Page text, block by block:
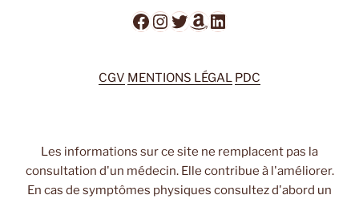
Facebook
Instagram
Twitter
Amazon
LinkedIn
CGV MENTIONS LÉGAL PDC
Les informations sur ce site ne remplacent pas la
consultation d'un médecin. Elle contribue à l'améliorer.
En cas de symptômes physiques consultez d'abord un